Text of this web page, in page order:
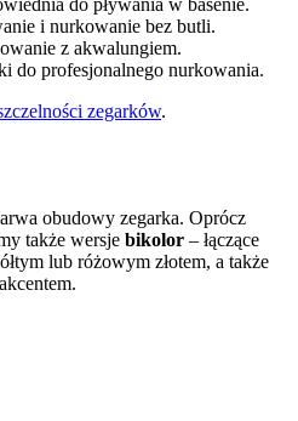
i nurkowanie bez butli.
z akwalungiem.
do profesjonalnego nurkowania.
zegarków.
obudowy zegarka. Oprócz
także wersje bikolor – łączące
lub różowym złotem, a także